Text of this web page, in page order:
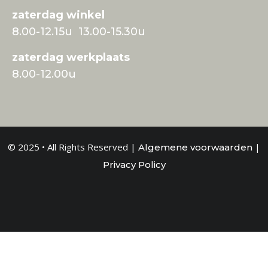
zaterdag winkel
8.00-12.15u 13.00-15.30u
zaterdag werkplaats
8.00-12.00u
© 2025 • All Rights Reserved | Algemene voorwaarden |
Privacy Policy